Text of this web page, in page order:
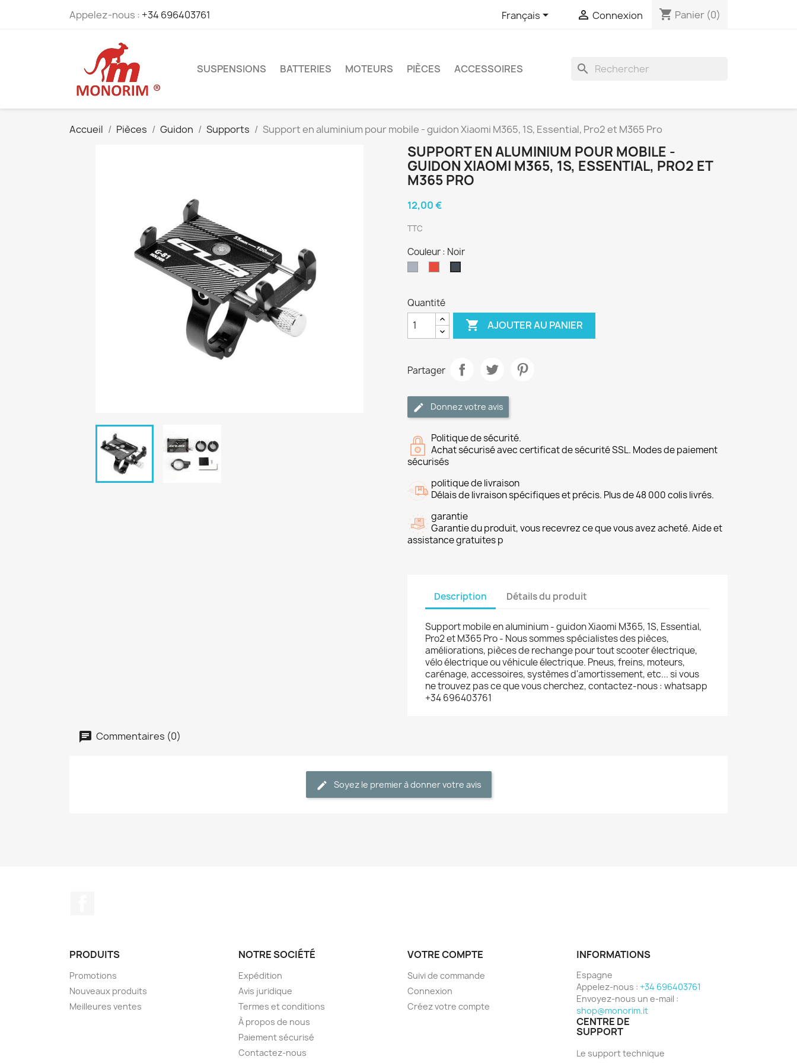
Appelez-nous : +34 696403761 Français  Connexion shopping_cart Panier (0)
SUSPENSIONS BATTERIES MOTEURS PIÈCES ACCESSOIRES search
Accueil Pièces Guidon Supports Support en aluminium pour mobile - guidon Xiaomi M365, 1S, Essential, Pro2 et M365 Pro
SUPPORT EN ALUMINIUM POUR MOBILE -
GUIDON XIAOMI M365, 1S, ESSENTIAL, PRO2 ET
M365 PRO
12,00 €
TTC
Couleur : Noir
Quantité
 AJOUTER AU PANIER
Partager
Donnez votre avis
Politique de sécurité.
Achat sécurisé avec certificat de sécurité SSL. Modes de paiement
sécurisés
politique de livraison
Délais de livraison spécifiques et précis. Plus de 48 000 colis livrés.
garantie
Garantie du produit, vous recevrez ce que vous avez acheté. Aide et
assistance gratuites p
Description Détails du produit
Support mobile en aluminium - guidon Xiaomi M365, 1S, Essential,
Pro2 et M365 Pro - Nous sommes spécialistes des pièces,
améliorations, pièces de rechange pour tout scooter électrique,
vélo électrique ou véhicule électrique. Pneus, freins, moteurs,
carénage, accessoires, systèmes d'amortissement, etc... si vous
ne trouvez pas ce que vous cherchez, contactez-nous : whatsapp
+34 696403761
Commentaires (0)
Soyez le premier à donner votre avis
PRODUITS
Promotions
Nouveaux produits
Meilleures ventes
NOTRE SOCIÉTÉ
Expédition
Avis juridique
Termes et conditions
À propos de nous
Paiement sécurisé
Contactez-nous
VOTRE COMPTE
Suivi de commande
Connexion
Créez votre compte
INFORMATIONS
Espagne
Appelez-nous : +34 696403761
Envoyez-nous un e-mail :
shop@monorim.it
CENTRE DE
SUPPORT
Le support technique